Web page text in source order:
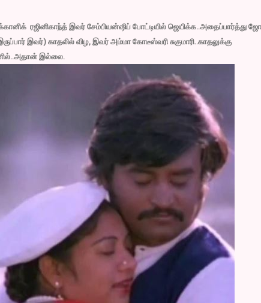
ரஜினிகாந்த் இவர் சேம்பியன்ஷிப் போட்டியில் ஜெயிக்க..அதைப்பார்த்து
இவர்) காதலில் விழ, இவர் அம்மா கோடீஸ்வரி சுகுமாரி..காதலுக்கு
இல்லை.